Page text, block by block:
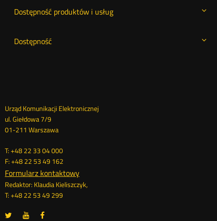
Dostępność produktów i usług
Dostępność
Dane
kontaktowe
Urząd Komunikacji Elektronicznej
ul. Giełdowa 7/9
01-211 Warszawa
T: +48 22 33 04 000
F: +48 22 53 49 162
Formularz kontaktowy
Redaktor: Klaudia Kieliszczyk,
T: +48 22 53 49 299
UKE
OtwórzUKE
Otwórz